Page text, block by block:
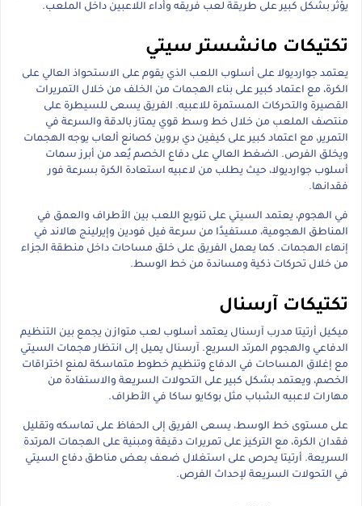
يؤثر بشكل كبير على طريقة لعب فريقه وأداء اللاعبين داخل الملعب.
تكتيكات مانشستر سيتي
يعتمد جوارديولا على أسلوب اللعب الذي يقوم على الاستحواذ العالي على
الكرة، مع اعتماد كبير على بناء الهجمات من الخلف من خلال التمريرات
القصيرة والتحركات المستمرة للاعبيه. الفريق يسعى للسيطرة على
منتصف الملعب من خلال خط وسط قوي يمتاز بالدقة والسرعة في
التمرير، مع اعتماد كبير على كيفين دي بروين كصانع ألعاب يوجه الهجمات
ويخلق الفرص. الضغط العالي على دفاع الخصم يُعد من أبرز سمات
أسلوب جوارديولا، حيث يطلب من لاعبيه استعادة الكرة بسرعة فور
فقدانها.
في الهجوم، يعتمد السيتي على تنويع اللعب بين الأطراف والعمق في
المناطق الهجومية، مستفيدًا من سرعة فيل فودين وإيرلينج هالاند في
إنهاء الهجمات. كما يعمل الفريق على خلق مساحات داخل منطقة الجزاء
من خلال تحركات ذكية ومساندة من خط الوسط.
تكتيكات آرسنال
ميكيل أرتيتا مدرب آرسنال يعتمد أسلوب لعب متوازن يجمع بين التنظيم
الدفاعي والهجوم المرتد السريع. آرسنال يميل إلى انتظار هجمات السيتي
مع إغلاق المساحات في الدفاع وتنظيم خطوط متماسكة لمنع اختراقات
الخصم، ويعتمد بشكل كبير على التحولات السريعة والاستفادة من
مهارات لاعبيه الشباب مثل بوكايو ساكا في الأطراف.
على مستوى خط الوسط، يسعى الفريق إلى الحفاظ على تماسكه وتقليل
فقدان الكرة، مع التركيز على تمريرات دقيقة ومبنية على الهجمات المرتدة
السريعة. أرتيتا يحرص على استغلال ضعف بعض مناطق دفاع السيتي
في التحولات السريعة لإحداث الفرص.